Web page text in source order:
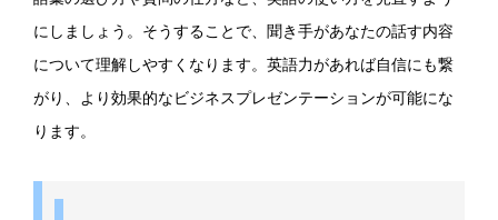
にしましょう。そうすることで、聞き手があなたの話す内容
について理解しやすくなります。英語力があれば自信にも繋
がり、より効果的なビジネスプレゼンテーションが可能にな
ります。